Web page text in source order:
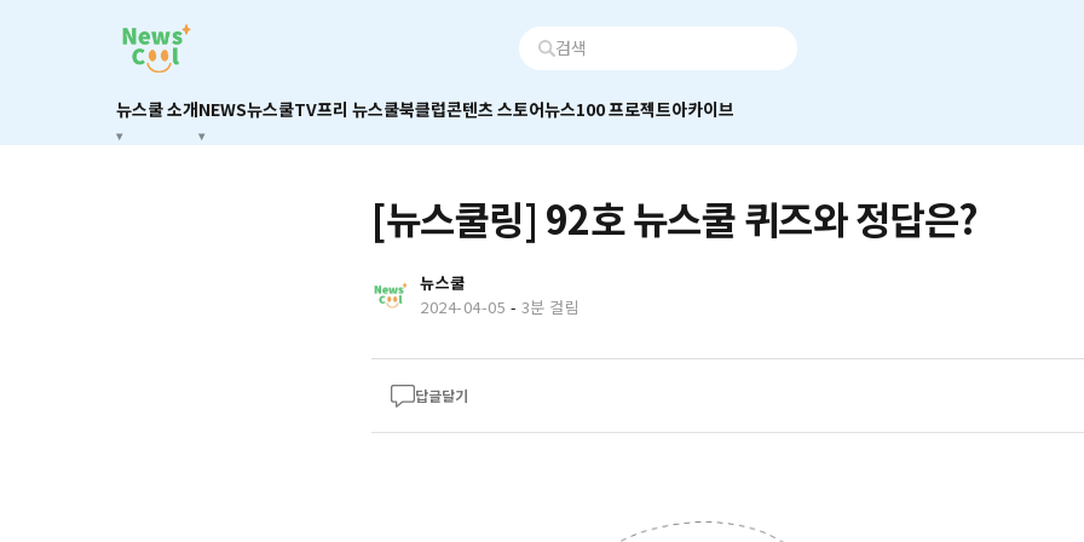
뉴스쿨 소개NEWS뉴스쿨TV프리 뉴스쿨북클럽콘텐츠 스토어뉴스100 프로젝트아카이브
[뉴스쿨링] 92호 뉴스쿨 퀴즈와 정답은?
뉴스쿨
2024-04-05 - 3분 걸림
답글달기